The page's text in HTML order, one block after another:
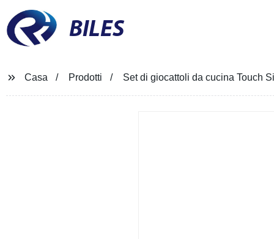
BILES
Casa Prodotti Set di giocattoli da cucina Touch